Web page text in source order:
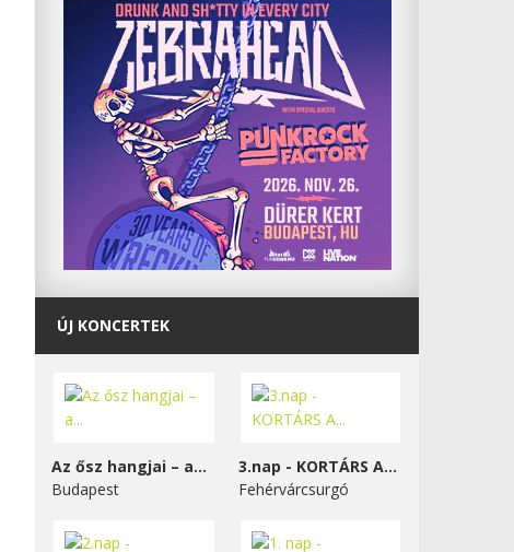
ÚJ KONCERTEK
Az ősz hangjai – a...
Budapest
3.nap - KORTÁRS A...
Fehérvárcsurgó